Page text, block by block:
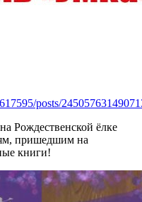
posts/
Рождественской ёлке
пришедшим на
книги!